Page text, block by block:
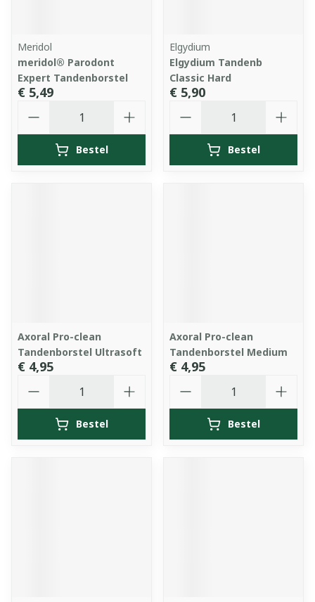
Meridol
meridol® Parodont
Expert Tandenborstel
€ 5,49
Bestel
Elgydium
Elgydium Tandenb
Classic Hard
€ 5,90
Bestel
Axoral Pro-clean
Tandenborstel Ultrasoft
€ 4,95
Bestel
Axoral Pro-clean
Tandenborstel Medium
€ 4,95
Bestel